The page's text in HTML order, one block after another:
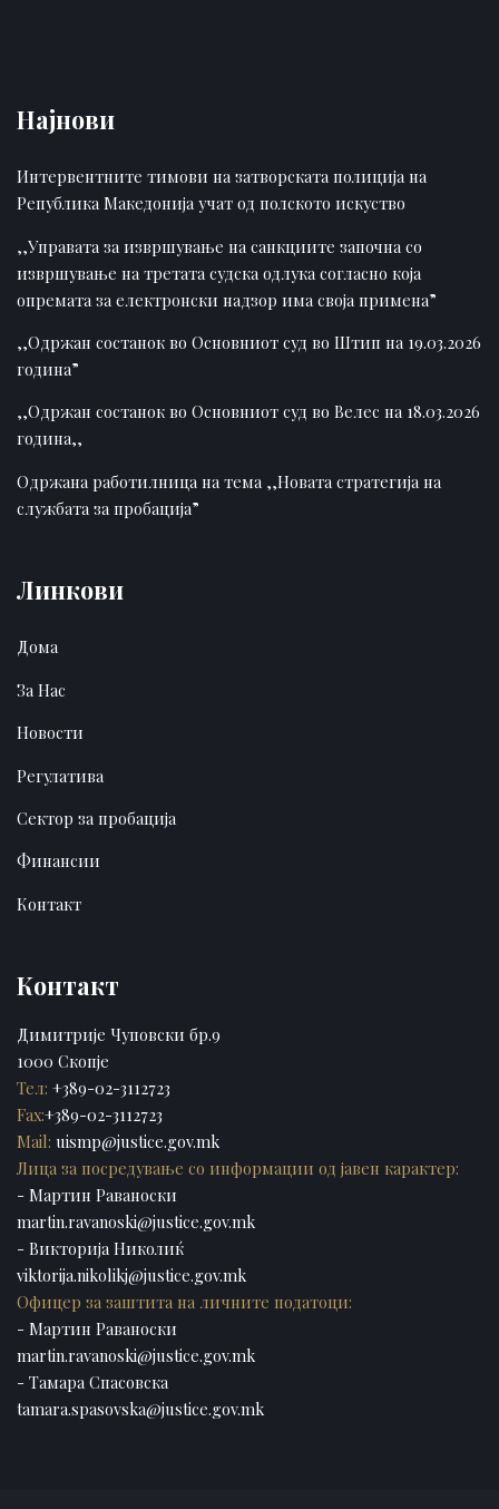
Најнови
Интервентните тимови на затворската полиција на
Република Македонија учат од полското искуство
,,Управата за извршување на санкциите започна со
извршување на третата судска одлука согласно која
опремата за електронски надзор има своја примена”
,,Одржан состанок во Основниот суд во Штип на 19.03.2026
година”
,,Одржан состанок во Основниот суд во Велес на 18.03.2026
година,,
Одржана работилница на тема ,,Новата стратегија на
службата за пробација”
Линкови
Дома
За Нас
Новости
Регулатива
Сектор за пробација
Финансии
Контакт
Контакт
Димитрије Чуповски бр.9
1000 Скопје
Тел: +389-02-3112723
Fax:+389-02-3112723
Mail: uismp@justice.gov.mk
Лица за посредување со информации од јавен карактер:
- Мартин Раваноски
martin.ravanoski@justice.gov.mk
- Викторија Николиќ
viktorija.nikolikj@justice.gov.mk
Офицер за заштита на личните податоци:
- Мартин Раваноски
martin.ravanoski@justice.gov.mk
- Тамара Спасовска
tamara.spasovska@justice.gov.mk